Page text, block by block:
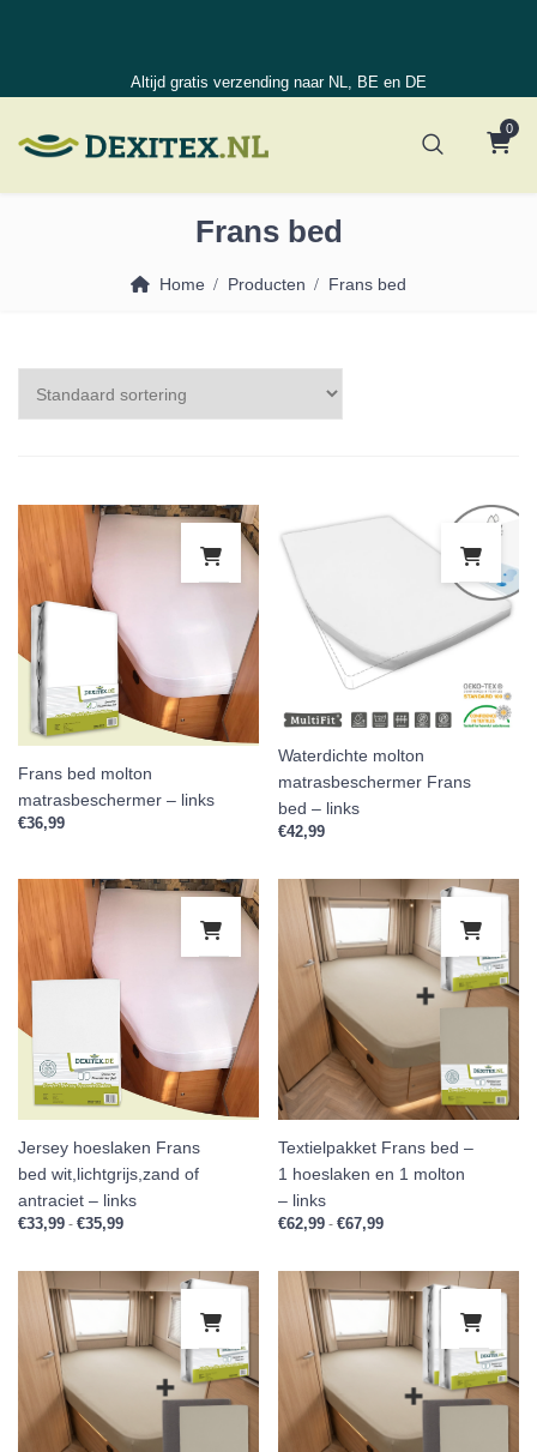
Altijd gratis verzending naar NL, BE en DE
0
Frans bed
Home Producten Frans bed
Frans bed molton
matrasbeschermer – links
€36,99
Waterdichte molton
matrasbeschermer Frans
bed – links
€42,99
Dit product heeft meerdere variaties.
Jersey hoeslaken Frans
bed wit,lichtgrijs,zand of
antraciet – links
€33,99 - €35,99Prijsklasse: €33,99 tot €35,99
Textielpakket Frans bed –
1 hoeslaken en 1 molton
– links
€62,99 - €67,99Prijsklasse: €62,99 tot
Dit product heeft meerdere variaties.